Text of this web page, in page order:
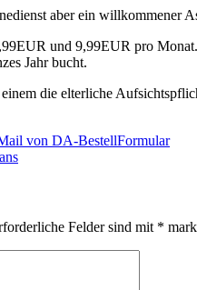
aber ein willkommener
und 9,99EUR pro
Jahr bucht.
die elterliche
von DA-BestellFormular
Felder sind mit *